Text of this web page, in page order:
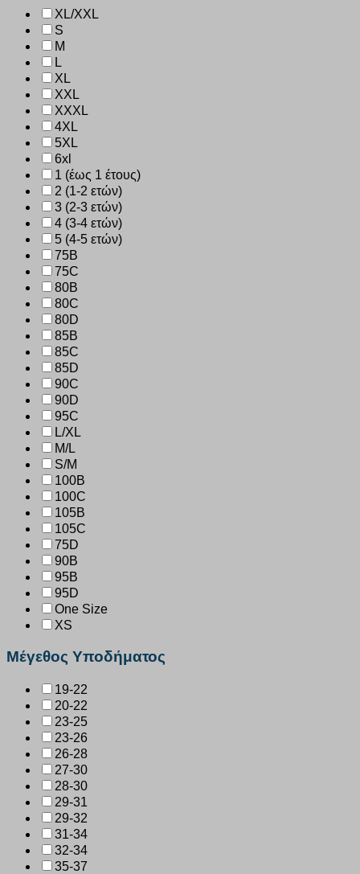
XL/XXL
S
M
L
XL
XXL
XXXL
4XL
5XL
6xl
1 (έως 1 έτους)
2 (1-2 ετών)
3 (2-3 ετών)
4 (3-4 ετών)
5 (4-5 ετών)
75B
75C
80B
80C
80D
85B
85C
85D
90C
90D
95C
L/XL
M/L
S/M
100B
100C
105B
105C
75D
90B
95B
95D
One Size
XS
Μέγεθος Υποδήματος
19-22
20-22
23-25
23-26
26-28
27-30
28-30
29-31
29-32
31-34
32-34
35-37